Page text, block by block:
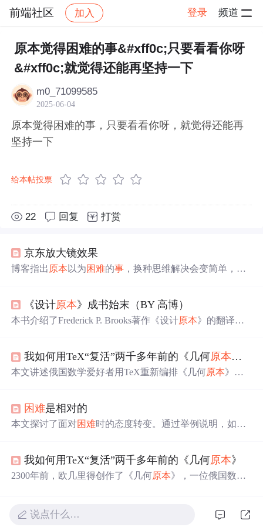
前端社区 加入 登录 频道
社区 前端社区 感慨 帖子详情
原本觉得困难的事&#xff0c;只要看看你呀
&#xff0c;就觉得还能再坚持一下
m0_71099585
2025-06-04
原本觉得困难的事，只要看看你呀，就觉得还能再
坚持一下
给本帖投票
22 回复 打赏
京东放大镜效果
博客指出 原本 以为困难的事 ，换种思维解决会变简单，以
《设计原本》成书始末（BY 高博）
本书介绍了Frederick P. Brooks著作《设计原本》的翻译经
我如何用TeX“复活”两千多年前的《几何原本》？
本文讲述俄国数学爱好者用TeX重新编排《几何原本》。
趣特征，最后讲了翻译成俄语找错及后续计划，如应用工
具到更实用内容，资料可在Github获取。
困难是相对的
本文探讨了面对困难时的态度转变。通过举例说明，如早
来。文章鼓励读者寻找行动背后的真正动力。
我如何用TeX“复活”两千多年前的《几何原本》
2300年前，欧几里得创作了《几何原本》，一位俄国数学
具进行几何图形绘制的过程。
说点什么…